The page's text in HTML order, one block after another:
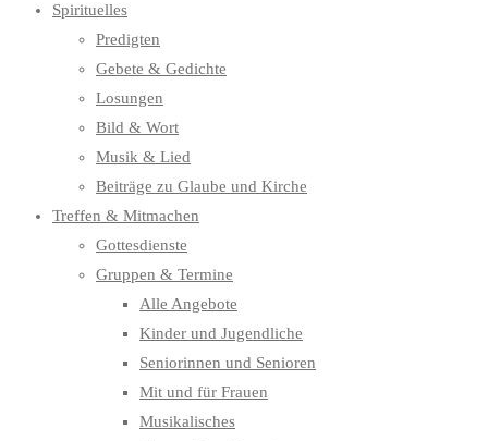
Spirituelles
Predigten
Gebete & Gedichte
Losungen
Bild & Wort
Musik & Lied
Beiträge zu Glaube und Kirche
Treffen & Mitmachen
Gottesdienste
Gruppen & Termine
Alle Angebote
Kinder und Jugendliche
Seniorinnen und Senioren
Mit und für Frauen
Musikalisches